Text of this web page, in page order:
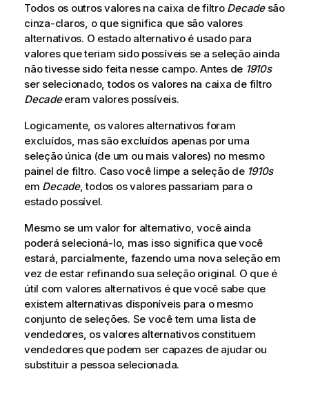
Todos os outros valores na caixa de filtro Decadesão
cinza-claros, o que significa que são valores
alternativos. O estado alternativo é usado para
valores que teriam sido possíveis se a seleção ainda
não tivesse sido feita nesse campo. Antes de 1910s
ser selecionado, todos os valores na caixa de filtro
Decadeeram valores possíveis.
Logicamente, os valores alternativos foram
excluídos, mas são excluídos apenas por uma
seleção única (de um ou mais valores) no mesmo
painel de filtro. Caso você limpe a seleção de 1910s
em Decade, todos os valores passariam para o
estado possível.
Mesmo se um valor for alternativo, você ainda
poderá selecioná-lo, mas isso significa que você
estará, parcialmente, fazendo uma nova seleção em
vez de estar refinando sua seleção original. O que é
útil com valores alternativos é que você sabe que
existem alternativas disponíveis para o mesmo
conjunto de seleções. Se você tem uma lista de
vendedores, os valores alternativos constituem
vendedores que podem ser capazes de ajudar ou
substituir a pessoa selecionada.